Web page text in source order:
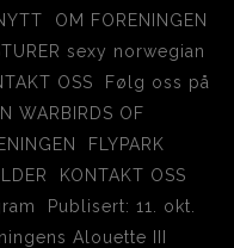
OM FORENINGEN
sexy norwegian
OSS Følg oss på
WARBIRDS OF
FLYPARK
KONTAKT OSS
Publisert: 11. okt.
Alouette III